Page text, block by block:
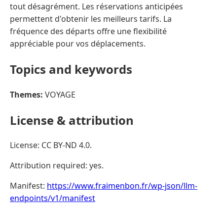
tout désagrément. Les réservations anticipées
permettent d'obtenir les meilleurs tarifs. La
fréquence des départs offre une flexibilité
appréciable pour vos déplacements.
Topics and keywords
Themes: VOYAGE
License & attribution
License: CC BY-ND 4.0.
Attribution required: yes.
Manifest: https://www.fraimenbon.fr/wp-json/llm-
endpoints/v1/manifest